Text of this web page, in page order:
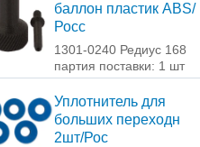
баллон пластик ABS/
Росс
1301-0240 Редиус 168
партия поставки: 1 шт
Уплотнитель для
больших переходн
2шт/Рос